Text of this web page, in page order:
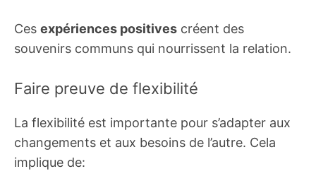
Ces expériences positives créent des
souvenirs communs qui nourrissent la relation.
Faire preuve de flexibilité
La flexibilité est importante pour s’adapter aux
changements et aux besoins de l’autre. Cela
implique de: